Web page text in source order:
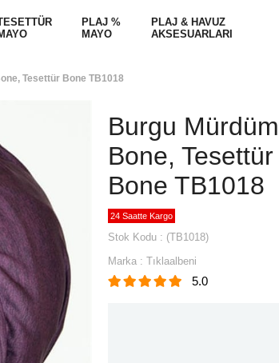
PLAJ %
MAYO
PLAJ & HAVUZ
AKSESUARLARI
Tesettür Bone TB1018
Burgu Mürdüm
Bone, Tesettür
Bone TB1018
24 Saatte Kargo
Stok Kodu
(TB1018)
Marka : Tıklaalbeni
5.0